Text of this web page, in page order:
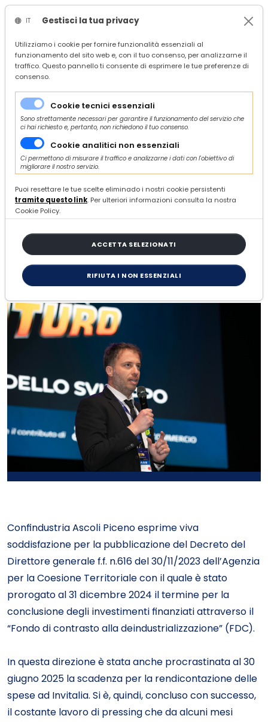
/ Confindustria Ascoli Piceno
/ News
/ Comunicati
/
Di Piergiorgio Crincoli
Fondo di contrasto alla
deindustrializzazione
Prorogato al 31 dicembre 2024 il termine
per la conclusione degli investimenti
finanziati
Confindustria Ascoli Piceno esprime viva
soddisfazione per la pubblicazione del Decreto del
Direttore generale f.f. n.616 del 30/11/2023 dell’Agenzia
per la Coesione Territoriale con il quale è stato
prorogato al 31 dicembre 2024 il termine per la
conclusione degli investimenti finanziati attraverso il
“Fondo di contrasto alla deindustrializzazione” (FDC).
In questa direzione è stata anche procrastinata al 30
giugno 2025 la scadenza per la rendicontazione delle
spese ad Invitalia. Si è, quindi, concluso con successo,
il costante lavoro di pressing che da alcuni mesi
IT Gestisci la tua privacy
Utilizziamo i cookie per fornire funzionalità essenziali al
funzionamento del sito web e, con il tuo consenso, per analizzarne il
traffico. Questo pannello ti consente di esprimere le tue preferenze di
consenso.
Cookie tecnici essenziali
Sono strettamente necessari per garantire il funzionamento del servizio che
ci hai richiesto e, pertanto, non richiedono il tuo consenso.
Cookie analitici non essenziali
Ci permettono di misurare il traffico e analizzarne i dati con l'obiettivo di
migliorare il nostro servizio.
Puoi resettare le tue scelte eliminado i nostri cookie persistenti
tramite questo link. Per ulteriori informazioni consulta la nostra
Cookie Policy.
ACCETTA SELEZIONATI
RIFIUTA I NON ESSENZIALI